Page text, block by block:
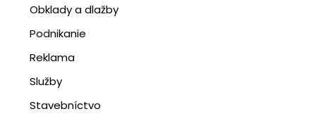
Obklady a dlažby
Podnikanie
Reklama
Služby
Stavebníctvo